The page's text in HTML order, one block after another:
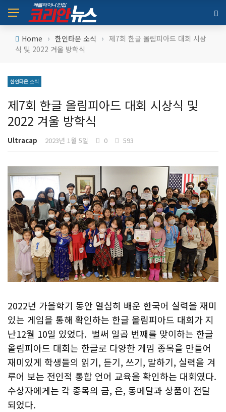
Home › 한인타운 소식 › 제7회 한글 올림피아드 대회 시상
식 및 2022 겨울 방학식
한인타운 소식
제7회 한글 올림피아드 대회 시상식 및
2022 겨울 방학식
Ultracap 2023년 1월 5일 0 593
2022년 가을학기 동안 열심히 배운 한국어 실력을 재미
있는 게임을 통해 확인하는 한글 올림피아드 대회가 지
난12월 10일 있었다. 벌써 일곱 번째를 맞이하는 한글
올림피아드 대회는 한글로 다양한 게임 종목을 만들어
재미있게 학생들의 읽기, 듣기, 쓰기, 말하기, 실력을 겨
루어 보는 전인적 통합 언어 교육을 확인하는 대회였다.
수상자에게는 각 종목의 금, 은, 동메달과 상품이 전달
되었다.